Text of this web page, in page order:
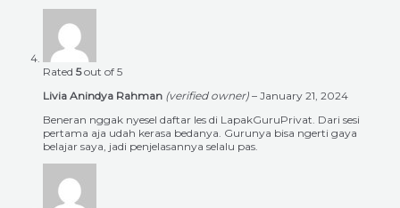
Rated 5out of 5
Livia Anindya Rahman (verified owner) – January 21, 2024
Beneran nggak nyesel daftar les di LapakGuruPrivat. Dari sesi
pertama aja udah kerasa bedanya. Gurunya bisa ngerti gaya
belajar saya, jadi penjelasannya selalu pas.